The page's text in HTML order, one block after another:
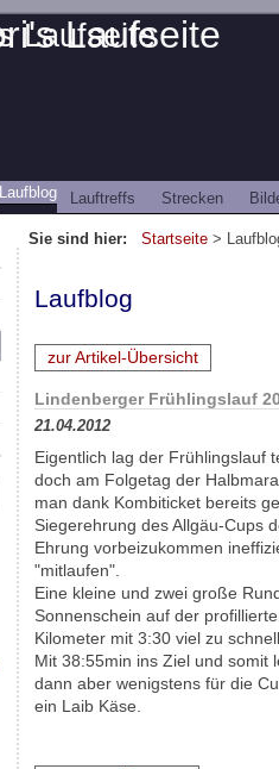
Laufseite
Laufblog Lauftreffs Strecken
Sie sind hier:Startseite >
Laufblog
zur Artikel-Übersicht
Lindenberger Frühlingslauf
21.04.2012
Eigentlich lag der Frühlingslauf
doch am Folgetag der
man dank Kombiticket bereits
Siegerehrung des Allgäu-Cups
Ehrung vorbeizukommen
"mitlaufen".
Eine kleine und zwei große
Sonnenschein auf der
Kilometer mit 3:30 viel zu
Mit 38:55min ins Ziel und somit
dann aber wenigstens für die
ein Laib Käse.